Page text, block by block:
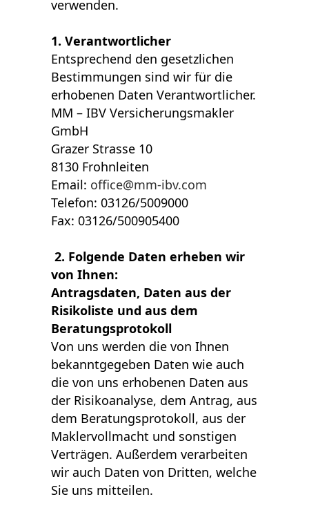
verwenden.
1. Verantwortlicher
Entsprechend den gesetzlichen
Bestimmungen sind wir für die
erhobenen Daten Verantwortlicher.
MM – IBV Versicherungsmakler
GmbH
Grazer Strasse 10
8130 Frohnleiten
Email: office@mm-ibv.com
Telefon: 03126/5009000
Fax: 03126/500905400
2. Folgende Daten erheben wir
von Ihnen:
Antragsdaten, Daten aus der
Risikoliste und aus dem
Beratungsprotokoll
Von uns werden die von Ihnen
bekanntgegeben Daten wie auch
die von uns erhobenen Daten aus
der Risikoanalyse, dem Antrag, aus
dem Beratungsprotokoll, aus der
Maklervollmacht und sonstigen
Verträgen. Außerdem verarbeiten
wir auch Daten von Dritten, welche
Sie uns mitteilen.